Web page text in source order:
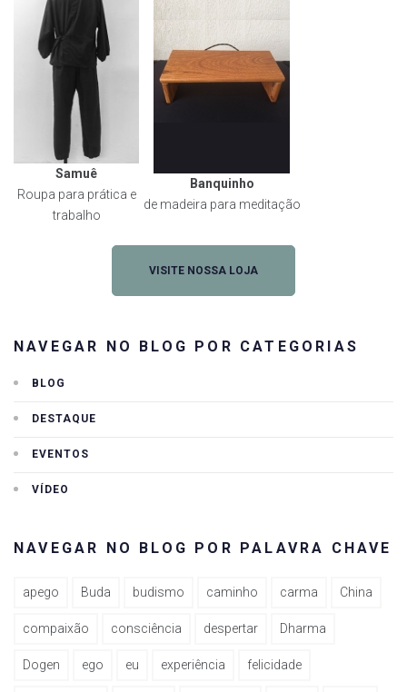
Samuê
Roupa para prática e
trabalho
Banquinho
de madeira para meditação
VISITE NOSSA LOJA
NAVEGAR NO BLOG POR CATEGORIAS
BLOG
DESTAQUE
EVENTOS
VÍDEO
NAVEGAR NO BLOG POR PALAVRA CHAVE
apego Buda budismo caminho carma China
compaixão consciência despertar Dharma
Dogen ego eu experiência felicidade